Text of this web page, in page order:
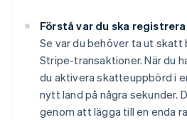
Förstå var du ska
Se var du behöver ta ut skatt
Stripe-transaktioner. När du
du aktivera skatteuppbörd i
nytt land på några sekunder.
genom att lägga till en enda